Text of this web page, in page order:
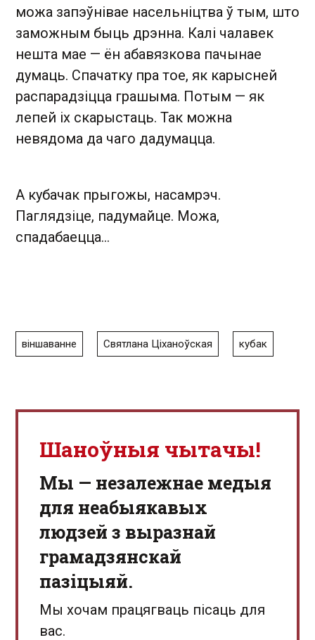
можа запэўнівае насельніцтва ў тым, што
заможным быць дрэнна. Калі чалавек
нешта мае — ён абавязкова пачынае
думаць. Спачатку пра тое, як карысней
распарадзіцца грашыма. Потым — як
лепей іх скарыстаць. Так можна
невядома да чаго дадумацца.
А кубачак прыгожы, насамрэч.
Паглядзіце, падумайце. Можа,
спадабаецца...
віншаванне Святлана Ціханоўская кубак
Шаноўныя чытачы!
Мы — незалежнае медыя
для неабыякавых
людзей з выразнай
грамадзянскай
пазіцыяй.
Мы хочам працягваць пісаць для
вас.